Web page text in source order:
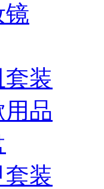
镜
装
品
装